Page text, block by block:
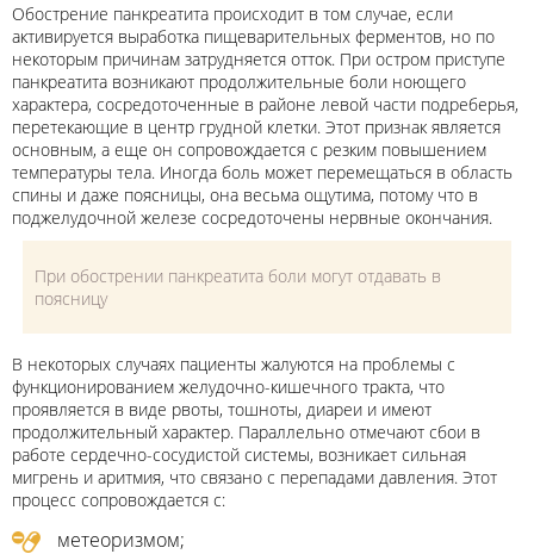
Обострение панкреатита происходит в том случае, если
активируется выработка пищеварительных ферментов, но по
некоторым причинам затрудняется отток. При остром приступе
панкреатита возникают продолжительные боли ноющего
характера, сосредоточенные в районе левой части подреберья,
перетекающие в центр грудной клетки. Этот признак является
основным, а еще он сопровождается с резким повышением
температуры тела. Иногда боль может перемещаться в область
спины и даже поясницы, она весьма ощутима, потому что в
поджелудочной железе сосредоточены нервные окончания.
При обострении панкреатита боли могут отдавать в
поясницу
В некоторых случаях пациенты жалуются на проблемы с
функционированием желудочно-кишечного тракта, что
проявляется в виде рвоты, тошноты, диареи и имеют
продолжительный характер. Параллельно отмечают сбои в
работе сердечно-сосудистой системы, возникает сильная
мигрень и аритмия, что связано с перепадами давления. Этот
процесс сопровождается с:
метеоризмом;